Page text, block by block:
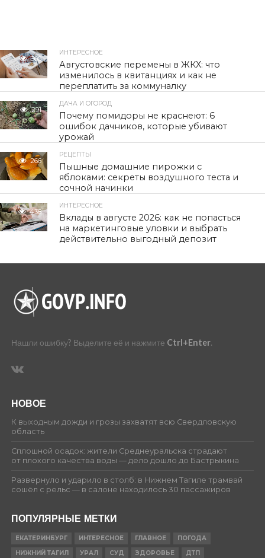
300
ИНТЕРЕСНОЕ
Августовские перемены в ЖКХ: что
изменилось в квитанциях и как не
переплатить за коммуналку
291
ДАЧА И ОГОРОД
Почему помидоры не краснеют: 6
ошибок дачников, которые убивают
урожай
266
РЕЦЕПТЫ
Пышные домашние пирожки с
яблоками: секреты воздушного теста и
сочной начинки
438
ИНТЕРЕСНОЕ
Вклады в августе 2026: как не попасться
на маркетинговые уловки и выбрать
действительно выгодный депозит
Нашли ошибку? Выделите её и нажмите Ctrl+Enter.
НОВОЕ
К выходным дожди и грозы захватят всю Свердловскую
область
Сплошной осадок: жители Среднеуральска страдают
от плохого качества воды — дело дошло до Бастрыкина
Развернуло и ударило в столб: в Нижнем Тагиле трамвай
сошёл с рельс — в салоне находилось 30 пассажиров
ПОПУЛЯРНЫЕ МЕТКИ
ЕКАТЕРИНБУРГ ИНТЕРЕСНОЕ ГЛАВНОЕ
ПОГОДА
НИЖНИЙ ТАГИЛ
УРАЛ СУД ЗДОРОВЬЕ ДТП